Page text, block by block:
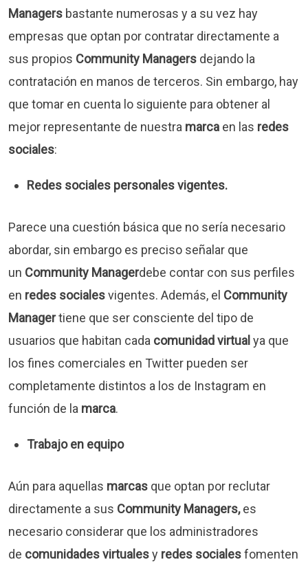
Managers bastante numerosas y a su vez hay
empresas que optan por contratar directamente a
sus propios Community Managers dejando la
contratación en manos de terceros. Sin embargo, hay
que tomar en cuenta lo siguiente para obtener al
mejor representante de nuestra marca en las redes
sociales:
Redes sociales personales vigentes.
Parece una cuestión básica que no sería necesario
abordar, sin embargo es preciso señalar que
un Community Managerdebe contar con sus perfiles
en redes socialesvigentes. Además, el Community
Managertiene que ser consciente del tipo de
usuarios que habitan cada comunidad virtual ya que
los fines comerciales en Twitter pueden ser
completamente distintos a los de Instagram en
función de la marca.
Trabajo en equipo
Aún para aquellas marcas que optan por reclutar
directamente a sus Community Managers,es
necesario considerar que los administradores
de comunidades virtualesy redes socialesfomenten